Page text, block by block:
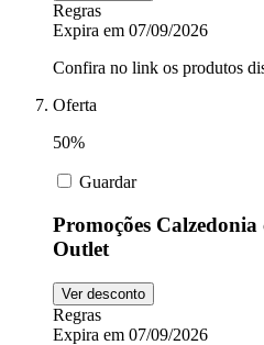
Regras
Expira em 07/09/2026
Confira no link os produtos
Oferta
50%
Guardar
Promoções
Outlet
Ver desconto
Regras
Expira em 07/09/2026